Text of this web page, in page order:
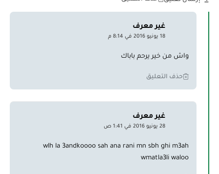
غير معرف
18 يونيو 2016 في 8:14 م
واش من خير يرحم باباك
حذف التعليق
غير معرف
28 يونيو 2016 في 1:41 ص
wlh la 3andkoooo sah ana rani mn sbh ghi m3ah
wmatla3li waloo